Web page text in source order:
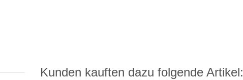
Kunden kauften dazu folgende Artikel: